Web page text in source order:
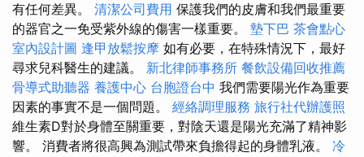
有任何差異。 清潔公司費用 保護我們的皮膚和我們最重要
的器官之一免受紫外線的傷害一樣重要。 墊下巴 茶會點心
室內設計圖 逢甲放鬆按摩 如有必要，在特殊情況下，最好
尋求兒科醫生的建議。 新北律師事務所 餐飲設備回收推薦
骨導式助聽器 養護中心 台胞證台中 我們需要陽光作為重要
因素的事實不是一個問題。 經絡調理服務 旅行社代辦護照
維生素D對於身體至關重要，對陰天還是陽光充滿了精神影
響。 消費者將很高興為測試帶來負擔得起的身體乳液。 冷